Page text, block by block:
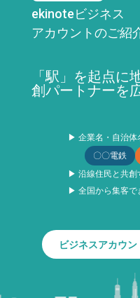
ekinoteビジネス
アカウントのご紹
「駅」を起点に
創パートナーを
▶ 企業名・自治体
〇〇電鉄
▶ 沿線住民と共創
▶ 全国から集客で
ビジネスアカウ